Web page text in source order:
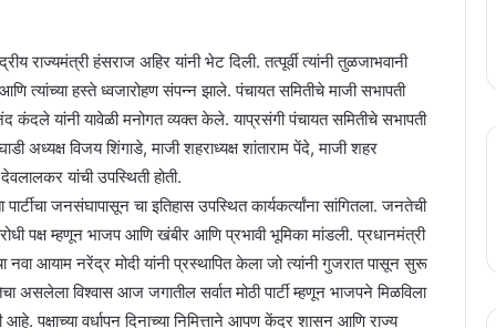
राज्यमंत्री हंसराज अहिर यांनी भेट दिली. तत्पूर्वी त्यांनी तुळजाभवानी
त्यांच्या हस्ते ध्वजारोहण संपन्न झाले. पंचायत समितीचे माजी सभापती
कंदले यांनी यावेळी मनोगत व्यक्त केले. याप्रसंगी पंचायत समितीचे सभापती
विजय शिंगाडे, माजी शहराध्यक्ष शांताराम पेंदे, माजी शहर
यांची उपस्थिती होती.
जनसंघापासून चा इतिहास उपस्थित कार्यकर्त्यांना सांगितला. जनतेची
पक्ष म्हणून भाजप आणि खंबीर आणि प्रभावी भूमिका मांडली. प्रधानमंत्री
नवा आयाम नरेंद्र मोदी यांनी प्रस्थापित केला जो त्यांनी गुजरात पासून सुरू
असलेला विश्वास आज जगातील सर्वात मोठी पार्टी म्हणून भाजपने मिळविला
पक्षाच्या वर्धापन दिनाच्या निमित्ताने आपण केंद्र शासन आणि राज्य